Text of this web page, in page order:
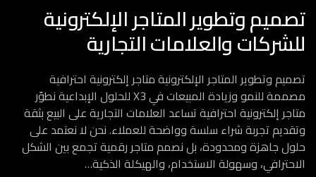
تصميم وتطوير المتاجر الإلكترونية
للشركات والعلامات التجارية
تصميم وتطوير المتاجر الإلكترونية متاجر إلكترونية احترافية
مصممة للنمو وزيادة المبيعات في X3 للحلول الإبداعية نطوّر
متاجر إلكترونية احترافية تساعد العلامات التجارية على البيع بثقة
وتقديم تجربة شراء سلسة وواضحة للعملاء. نحن لا نعتمد على
حلول جاهزة ومحدودة، بل نصمم متاجر رقمية تجمع بين الشكل
الاحترافي، وسهولة الاستخدام، والهيكلة الذكية…